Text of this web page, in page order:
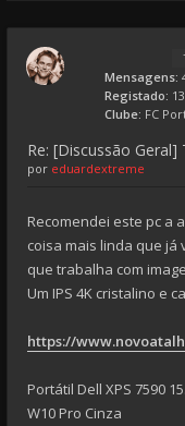
Mensagens:
Registado:
Clube: FC
Re: [Discussão Geral]
por eduardextreme
Recomendei este pc a
coisa mais linda que já
que trabalha com
Um IPS 4K cristalino e
https://
Portátil Dell XPS 7590
W10 Pro Cinza